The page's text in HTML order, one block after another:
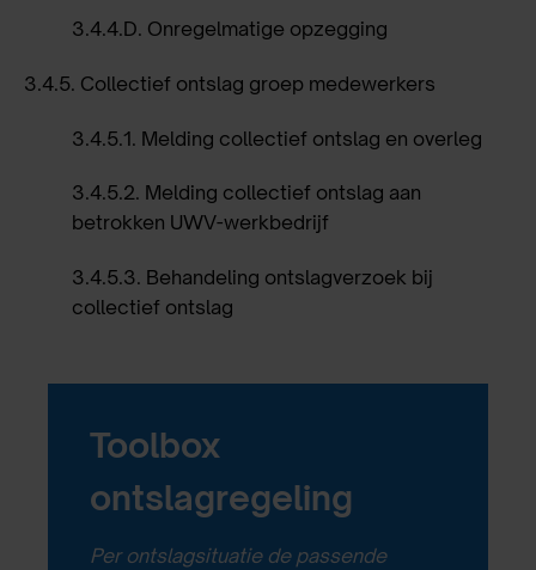
3.4.4.D. Onregelmatige opzegging
3.4.5. Collectief ontslag groep medewerkers
3.4.5.1. Melding collectief ontslag en overleg
3.4.5.2. Melding collectief ontslag aan
betrokken UWV-werkbedrijf
3.4.5.3. Behandeling ontslagverzoek bij
collectief ontslag
Toolbox
ontslagregeling
Per ontslagsituatie de passende